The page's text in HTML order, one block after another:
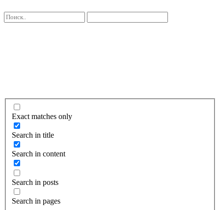
Exact matches only
Search in title
Search in content
Search in posts
Search in pages